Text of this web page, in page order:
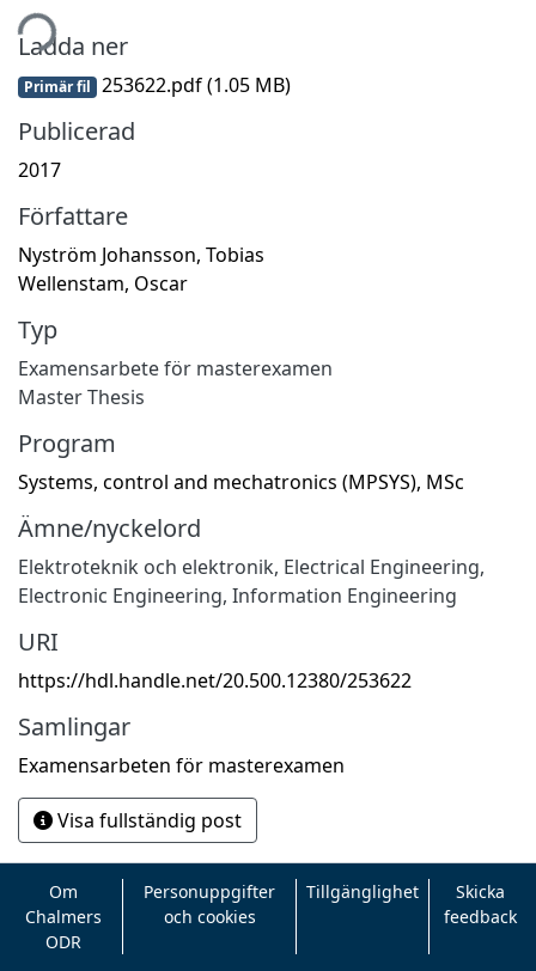
Ladda ner
Primär fil 253622.pdf(1.05 MB)
Publicerad
2017
Författare
Nyström Johansson, Tobias
Wellenstam, Oscar
Typ
Examensarbete för masterexamen
Master Thesis
Program
Systems, control and mechatronics (MPSYS), MSc
Ämne/nyckelord
Elektroteknik och elektronik, Electrical Engineering,
Electronic Engineering, Information Engineering
URI
https://hdl.handle.net/20.500.12380/253622
Samlingar
Examensarbeten för masterexamen
Visa fullständig post
Om
Chalmers
ODR
Personuppgifter
och cookies
Tillgänglighet
Skicka
feedback